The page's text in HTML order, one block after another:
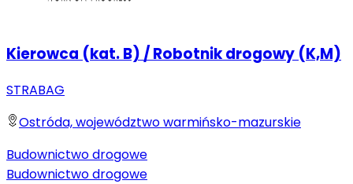
Kierowca (kat. B) / Robotnik drogowy (K,M)
STRABAG
Ostróda, województwo warmińsko-mazurskie
Budownictwo drogowe
Budownictwo drogowe